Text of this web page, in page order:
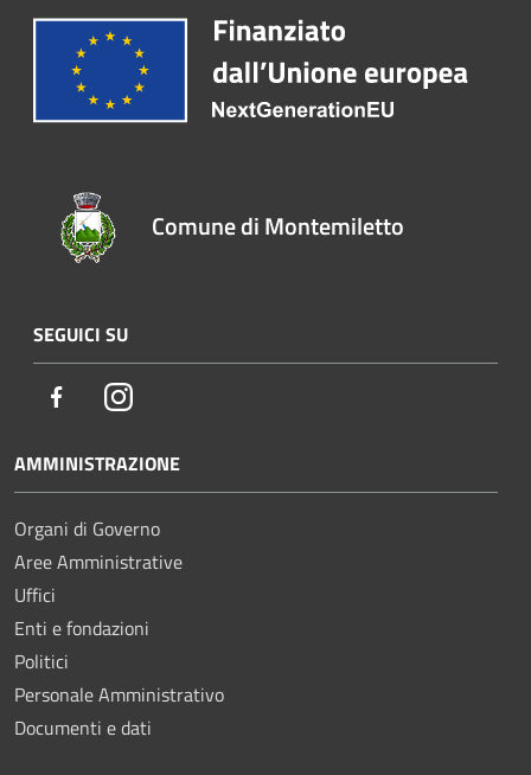
Comune di Montemiletto
SEGUICI SU
FacebookInstagram
AMMINISTRAZIONE
Organi di Governo
Aree Amministrative
Uffici
Enti e fondazioni
Politici
Personale Amministrativo
Documenti e dati